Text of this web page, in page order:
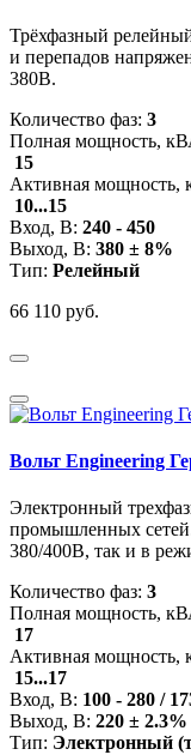
Трёхфазный
и перепадов
380В.
Количество фаз: 3
Полная мощность,
15
Активная мощность,
10...15
Вход, В: 240 - 450
Выход, В: 380 ± 8%
Тип: Релейный
66 110 руб.
Вольт Engineering
Электронный
промышленных
380/400В, так и в
Количество фаз: 3
Полная мощность,
17
Активная мощность,
15...17
Вход, В: 100 - 280 /
Выход, В: 220 ±
Тип: Электронный